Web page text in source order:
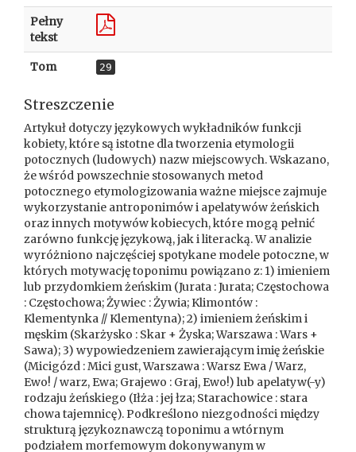
Pełny
tekst
Tom 29
Streszczenie
Artykuł dotyczy językowych wykładników funkcji
kobiety, które są istotne dla tworzenia etymologii
potocznych (ludowych) nazw miejscowych. Wskazano,
że wśród powszechnie stosowanych metod
potocznego etymologizowania ważne miejsce zajmuje
wykorzystanie antroponimów i apelatywów żeńskich
oraz innych motywów kobiecych, które mogą pełnić
zarówno funkcję językową, jak i literacką. W analizie
wyróżniono najczęściej spotykane modele potoczne, w
których motywację toponimu powiązano z: 1) imieniem
lub przydomkiem żeńskim (Jurata : Jurata; Częstochowa
: Częstochowa; Żywiec : Żywia; Klimontów :
Klementynka // Klementyna); 2) imieniem żeńskim i
męskim (Skarżysko : Skar + Żyska; Warszawa : Wars +
Sawa); 3) wypowiedzeniem zawierającym imię żeńskie
(Micigózd : Mici gust, Warszawa : Warsz Ewa / Warz,
Ewo! / warz, Ewa; Grajewo : Graj, Ewo!) lub apelatyw(-y)
rodzaju żeńskiego (Iłża : jej łza; Starachowice : stara
chowa tajemnicę). Podkreślono niezgodności między
strukturą językoznawczą toponimu a wtórnym
podziałem morfemowym dokonywanym w